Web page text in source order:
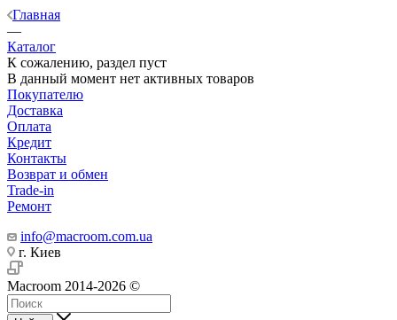
Главная
—
Каталог
К сожалению, раздел пуст
В данный момент нет активных товаров
Покупателю
Доставка
Оплата
Кредит
Контакты
Возврат и обмен
Trade-in
Ремонт
info@macroom.com.ua
г. Киев
Macroom 2014-2026 ©